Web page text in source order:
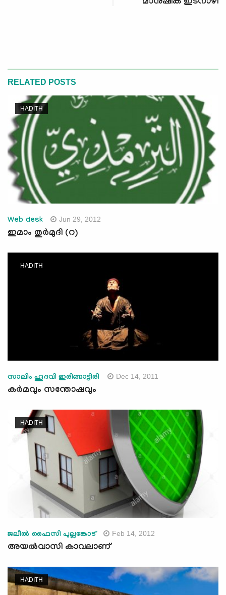
RELATED POSTS
HADITH
Web desk Jun 29, 2012
ഇമാം തുര്‍മുദി (റ)
HADITH
സാലിം ഹൂദവി ഇരിങ്ങാട്ടിരി Dec 14, 2011
കര്‍മവും സന്തോഷവും
HADITH
ജലീല്‍ ഫൈസി പുല്ലങ്കോട് Feb 14, 2012
അയല്‍വാസി കാവലാണ്
HADITH